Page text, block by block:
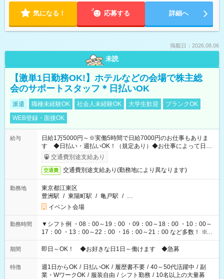
気になる！ 応募する 詳細へ
掲載日：2026.08.06
未読
【激単1日勤務OK!】ホテルなどの会場で株主総
会のサポートスタッフ＊日払いOK
派遣 職種未経験OK 社会人未経験OK 大学生歓迎
ブランクOK
WEB登録・面接OK
給与
日給1万5000円～※実働5時間で日給7000円のお仕事もありま
す ◆日払い・週払いOK！（規定あり）◆お仕事によって日給
も異なります
交通費別途支給あり
交通費 交通費別途支給あり(勤務地により異なります)
勤務地
東京都江東区
豊洲駅 / 東陽町駅 / 亀戸駅 / …
イベント会場
勤務時間
▼シフト例 ・08：00～19：00 ・09：00～18：00 ・10：00～
17：00 ・13：00～22：00 ・16：00～21：00 など多数！ ※お
仕事により勤務時間が異なります
期間 即日～OK！ ◆お好きな日1日～働けます ◆急募
特徴 週1日からOK / 日払いOK / 履歴書不要 / 40～50代活躍中 / 副
業・WワークOK / 服装自由 / シフト勤務 / 10名以上の大量募